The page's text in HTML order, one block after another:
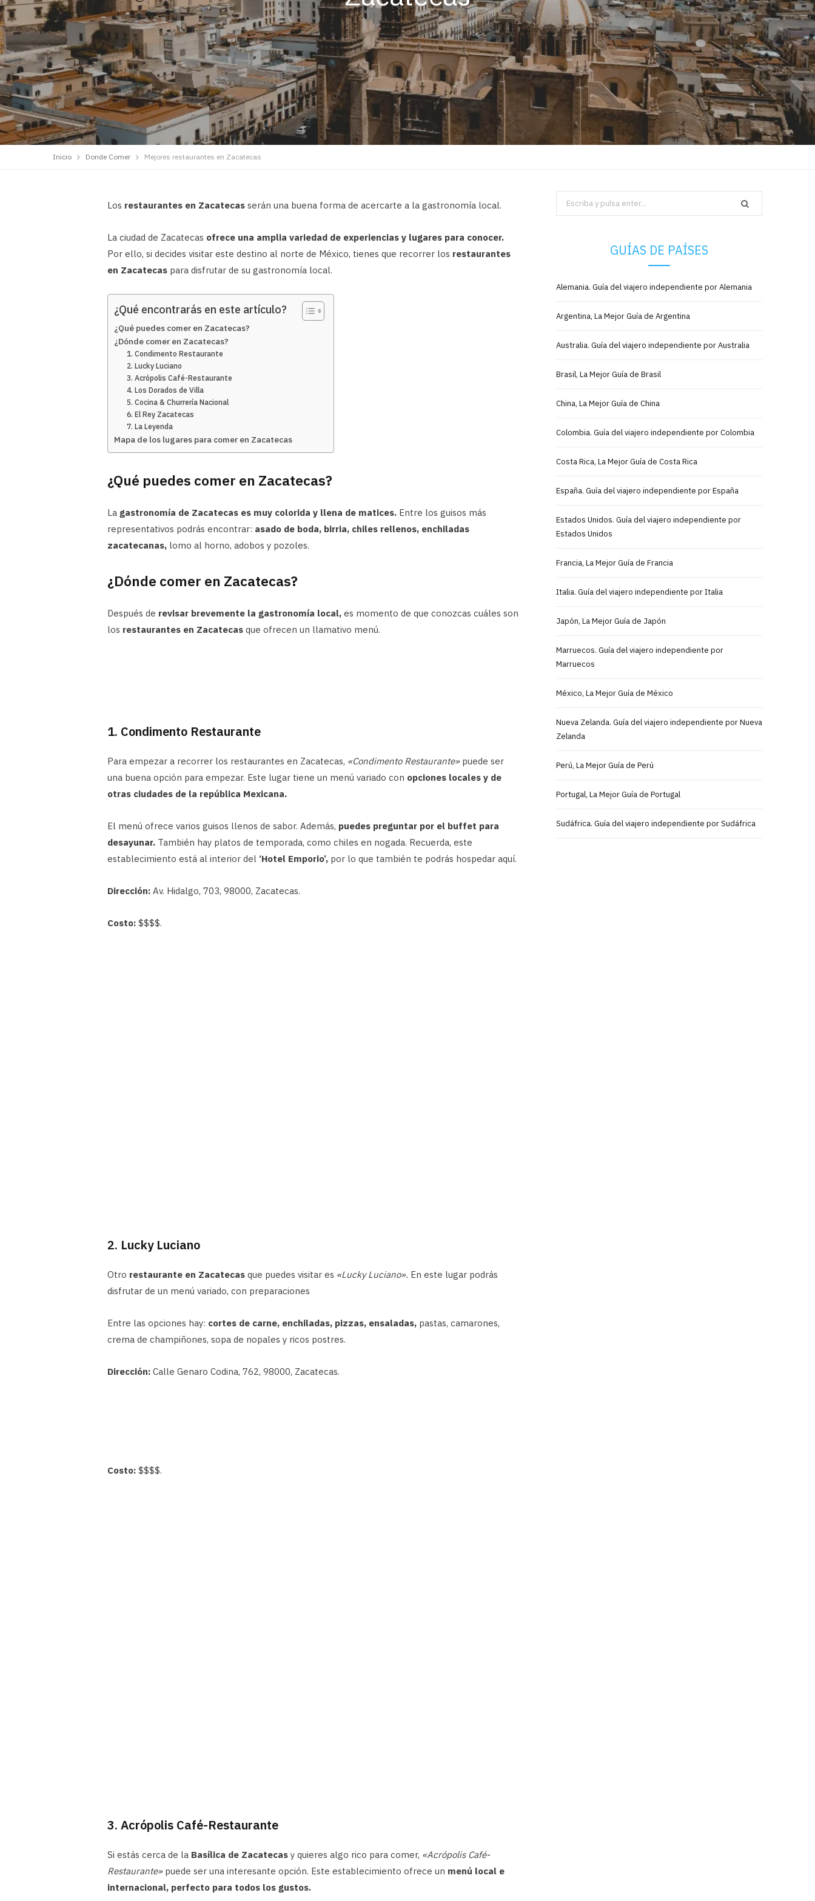
Inicio Donde Comer Mejores restaurantes en Zacatecas
Los restaurantes en Zacatecas serán una buena forma de acercarte a la gastronomía local.
La ciudad de Zacatecas ofrece una amplia variedad de experiencias y lugares para conocer.
Por ello, si decides visitar este destino al norte de México, tienes que recorrer los restaurantes
en Zacatecas para disfrutar de su gastronomía local.
¿Qué encontrarás en este artículo?
¿Qué puedes comer en Zacatecas?
¿Dónde comer en Zacatecas?
1. Condimento Restaurante
2. Lucky Luciano
3. Acrópolis Café-Restaurante
4. Los Dorados de Villa
5. Cocina & Churrería Nacional
6. El Rey Zacatecas
7. La Leyenda
Mapa de los lugares para comer en Zacatecas
¿Qué puedes comer en Zacatecas?
La gastronomía de Zacatecas es muy colorida y llena de matices. Entre los guisos más
representativos podrás encontrar: asado de boda, birria, chiles rellenos, enchiladas
zacatecanas, lomo al horno, adobos y pozoles.
¿Dónde comer en Zacatecas?
Después de revisar brevemente la gastronomía local, es momento de que conozcas cuáles son
los restaurantes en Zacatecas que ofrecen un llamativo menú.
1. Condimento Restaurante
Para empezar a recorrer los restaurantes en Zacatecas, «Condimento Restaurante»puede ser
una buena opción para empezar. Este lugar tiene un menú variado con opciones locales y de
otras ciudades de la república Mexicana.
El menú ofrece varios guisos llenos de sabor. Además, puedes preguntar por el buffet para
desayunar. También hay platos de temporada, como chiles en nogada. Recuerda, este
establecimiento está al interior del ‘Hotel Emporio’, por lo que también te podrás hospedar aquí.
Dirección: Av. Hidalgo, 703, 98000, Zacatecas.
Costo: $$$$.
2. Lucky Luciano
Otro restaurante en Zacatecas que puedes visitar es «Lucky Luciano». En este lugar podrás
disfrutar de un menú variado, con preparaciones
Entre las opciones hay: cortes de carne, enchiladas, pizzas, ensaladas, pastas, camarones,
crema de champiñones, sopa de nopales y ricos postres.
Dirección: Calle Genaro Codina, 762, 98000, Zacatecas.
Costo: $$$$.
3. Acrópolis Café-Restaurante
Si estás cerca de la Basílica de Zacatecas y quieres algo rico para comer, «Acrópolis Café-
Restaurante»puede ser una interesante opción. Este establecimiento ofrece un menú local e
internacional, perfecto para todos los gustos.
Search
for:
GUÍAS DE PAÍSES
Alemania. Guía del viajero independiente por Alemania
Argentina, La Mejor Guía de Argentina
Australia. Guía del viajero independiente por Australia
Brasil, La Mejor Guía de Brasil
China, La Mejor Guía de China
Colombia. Guía del viajero independiente por Colombia
Costa Rica, La Mejor Guía de Costa Rica
España. Guía del viajero independiente por España
Estados Unidos. Guía del viajero independiente por
Estados Unidos
Francia, La Mejor Guía de Francia
Italia. Guía del viajero independiente por Italia
Japón, La Mejor Guía de Japón
Marruecos. Guía del viajero independiente por
Marruecos
México, La Mejor Guía de México
Nueva Zelanda. Guía del viajero independiente por Nueva
Zelanda
Perú, La Mejor Guía de Perú
Portugal, La Mejor Guía de Portugal
Sudáfrica. Guía del viajero independiente por Sudáfrica